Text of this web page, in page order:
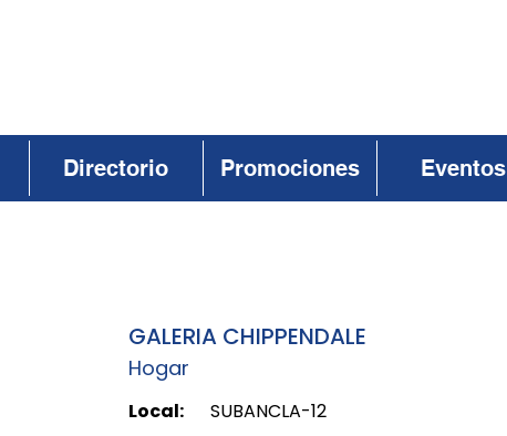
Directorio Promociones Eventos
GALERIA CHIPPENDALE
Hogar
Local: SUBANCLA-12